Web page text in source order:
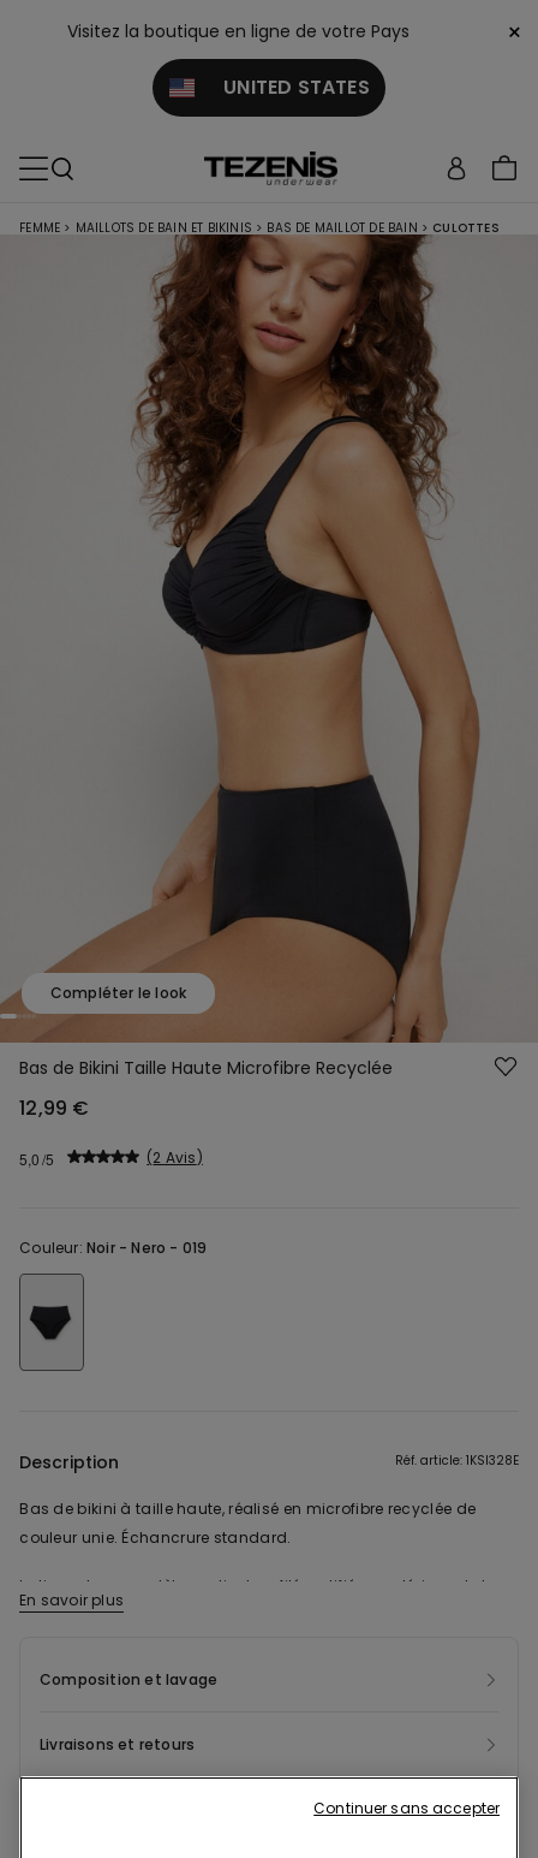
Visitez la boutique en ligne de votre Pays
UNITED STATES
×
FEMME > MAILLOTS DE BAIN ET BIKINIS > BAS DE MAILLOT DE BAIN > CULOTTES
Compléter le look
Bas de Bikini Taille Haute Microfibre Recyclée
12,99 €
5,0 2 Avis
Couleur:Noir -Nero - 019
Description Réf. article: 1KSI328E
Bas de bikini à taille haute, réalisé en microfibre recyclée de
couleur unie. Échancrure standard.
Le tissu de ce modèle contient un filé certifié recyclé, issu de la
transformation de bouteilles en plastique convenablement
les déchets post-consommation, donnant ainsi une nouvelle vie
En savoir plus
Composition et lavage
Livraisons et retours
Continuer sans accepter